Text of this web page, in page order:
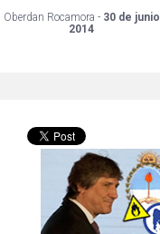
Oberdan Rocamora - 30 de junio
2014